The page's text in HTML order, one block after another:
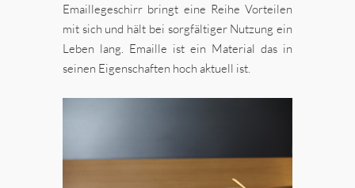
Emaillegeschirr bringt eine Reihe Vorteilen
mit sich und hält bei sorgfältiger Nutzung ein
Leben lang. Emaille ist ein Material das in
seinen Eigenschaften hoch aktuell ist.